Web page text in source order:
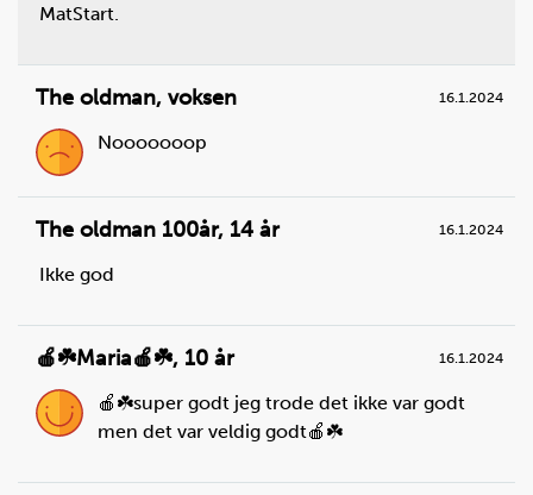
Steg3
side på fjølen.
Du trenger
vårløk:3
MatStart.
The oldman, voksen 16.1.2024
Nooooooop
The oldman 100år, 14 år 16.1.2024
Ikke god
🍎☘️Maria🍎☘️, 10 år 16.1.2024
🍎☘️super godt jeg trode det ikke var godt
men det var veldig godt🍎☘️